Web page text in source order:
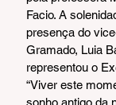
Facio. A
presença do
Gramado, Luia
representou o
“Viver este